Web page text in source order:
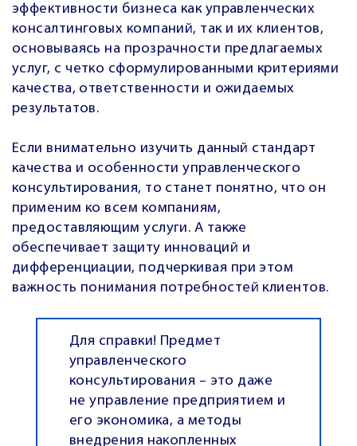
эффективности бизнеса как управленческих
консалтинговых компаний, так и их клиентов,
основываясь на прозрачности предлагаемых
услуг, с четко сформулированными критериями
качества, ответственности и ожидаемых
результатов.
Если внимательно изучить данный стандарт
качества и особенности управленческого
консультирования, то станет понятно, что он
применим ко всем компаниям,
предоставляющим услуги. А также
обеспечивает защиту инноваций и
дифференциации, подчеркивая при этом
важность понимания потребностей клиентов.
Для справки! Предмет
управленческого
консультирования – это даже
не управление предприятием и
его экономика, а методы
внедрения накопленных